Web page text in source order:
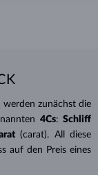
werden zunächst die
4Cs: Schliff
(carat). All diese
auf den Preis eines